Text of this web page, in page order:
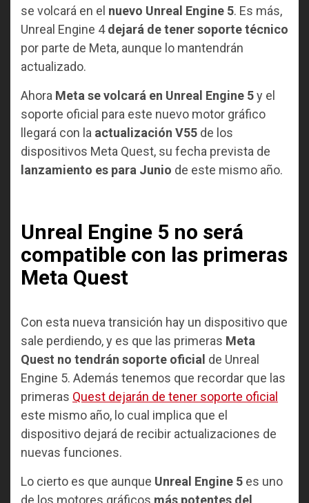
se volcará en el nuevo Unreal Engine 5. Es más,
Unreal Engine 4dejará de tener soporte técnico
por parte de Meta, aunque lo mantendrán
actualizado.
Ahora Meta se volcará en Unreal Engine 5y el
soporte oficial para este nuevo motor gráfico
llegará con la actualización V55 de los
dispositivos Meta Quest, su fecha prevista de
lanzamiento es para Junio de este mismo año.
Unreal Engine 5 no será
compatible con las primeras
Meta Quest
Con esta nueva transición hay un dispositivo que
sale perdiendo, y es que las primeras Meta
Quest no tendrán soporte oficial de Unreal
Engine 5. Además tenemos que recordar que las
primeras Quest dejarán de tener soporte oficial
este mismo año, lo cual implica que el
dispositivo dejará de recibir actualizaciones de
nuevas funciones.
Lo cierto es que aunque Unreal Engine 5 es uno
de los motores gráficos más potentes del